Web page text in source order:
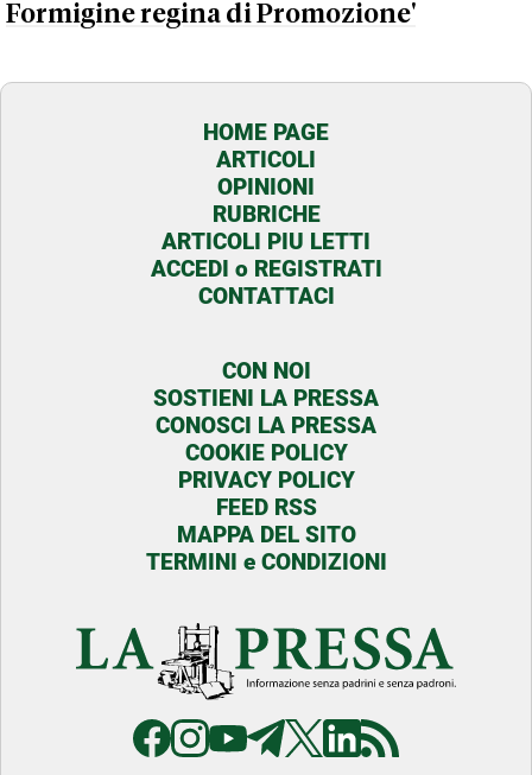
Formigine regina di Promozione'
HOME PAGE
ARTICOLI
OPINIONI
RUBRICHE
ARTICOLI PIU LETTI
ACCEDI o REGISTRATI
CONTATTACI
CON NOI
SOSTIENI LA PRESSA
CONOSCI LA PRESSA
COOKIE POLICY
PRIVACY POLICY
FEED RSS
MAPPA DEL SITO
TERMINI e CONDIZIONI